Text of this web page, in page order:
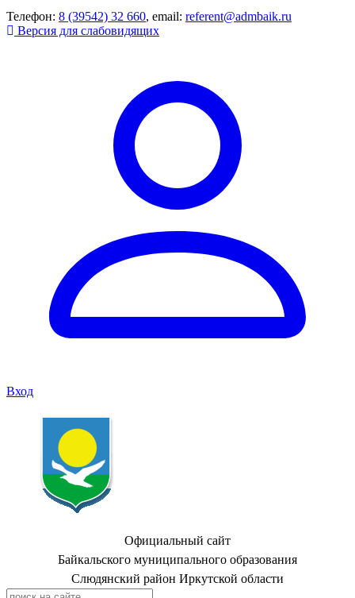
Телефон: 8 (39542) 32 660, email: referent@admbaik.ru
Версия для слабовидящих
Вход
Официальный сайт
Байкальского муниципального образования
Слюдянский район Иркутской области